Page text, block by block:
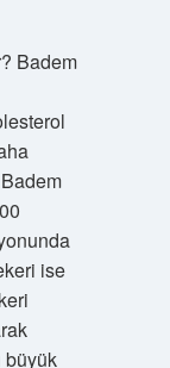
Badem
ise
büyük